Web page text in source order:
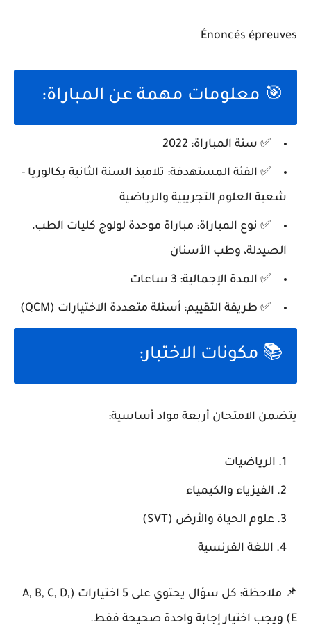
Énoncés épreuves
🎯 معلومات مهمة عن المباراة:
✅ سنة المباراة:
✅ الفئة المستهدفة: تلاميذ السنة الثانية بكالوريا -
شعبة العلوم التجريبية والرياضية
✅ نوع المباراة: مباراة موحدة لولوج كليات الطب،
الصيدلة، وطب الأسنان
✅ المدة الإجمالية:
✅ طريقة التقييم: أسئلة متعددة الاختيارات (QCM)
📚 مكونات الاختبار:
يتضمن الامتحان أربعة مواد أساسية:
الرياضيات
الفيزياء والكيمياء
علوم الحياة والأرض (SVT)
اللغة الفرنسية
📌 ملاحظة:
كل سؤال يحتوي على 5 اختيارات (A, B, C, D,
E) ويجب اختيار إجابة واحدة صحيحة فقط.